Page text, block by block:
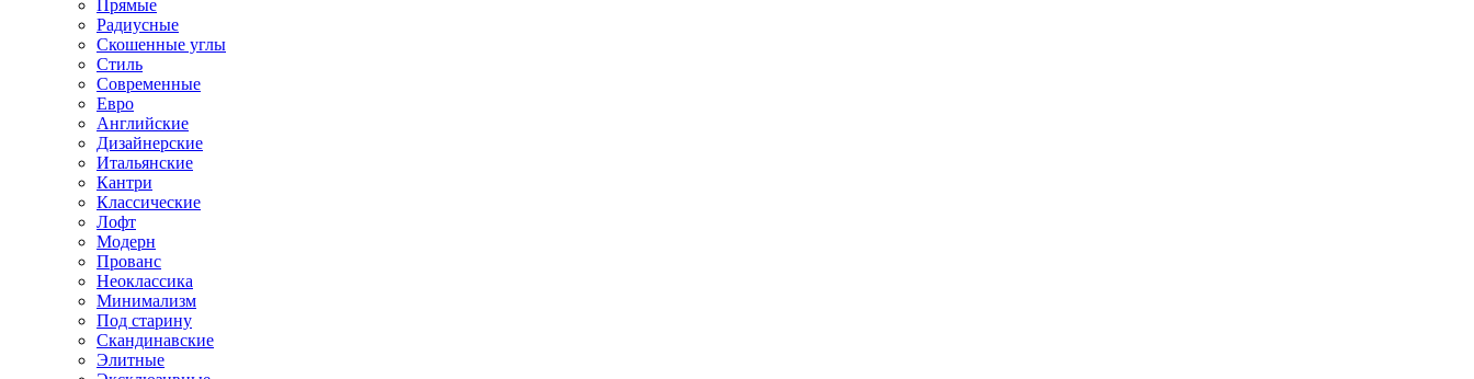
Прямые
Радиусные
Скошенные углы
Стиль
Современные
Евро
Английские
Дизайнерские
Итальянские
Кантри
Классические
Лофт
Модерн
Прованс
Неоклассика
Минимализм
Под старину
Скандинавские
Элитные